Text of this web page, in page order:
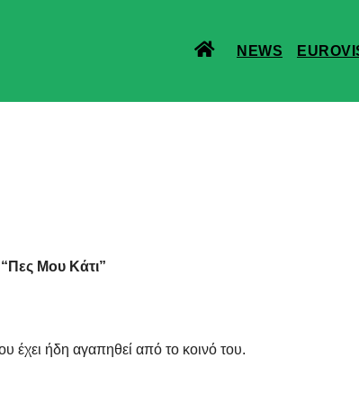
NEWS
“Πες Μου Κάτι”
έχει ήδη αγαπηθεί από το κοινό του.